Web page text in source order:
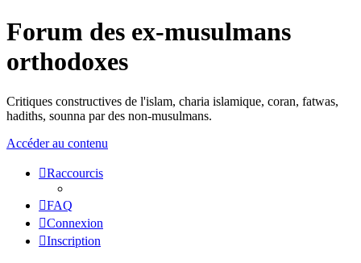
Forum des ex-musulmans
orthodoxes
Critiques constructives de l'islam, charia islamique, coran, fatwas,
hadiths, sounna par des non-musulmans.
Accéder au contenu
Raccourcis
FAQ
Connexion
Inscription